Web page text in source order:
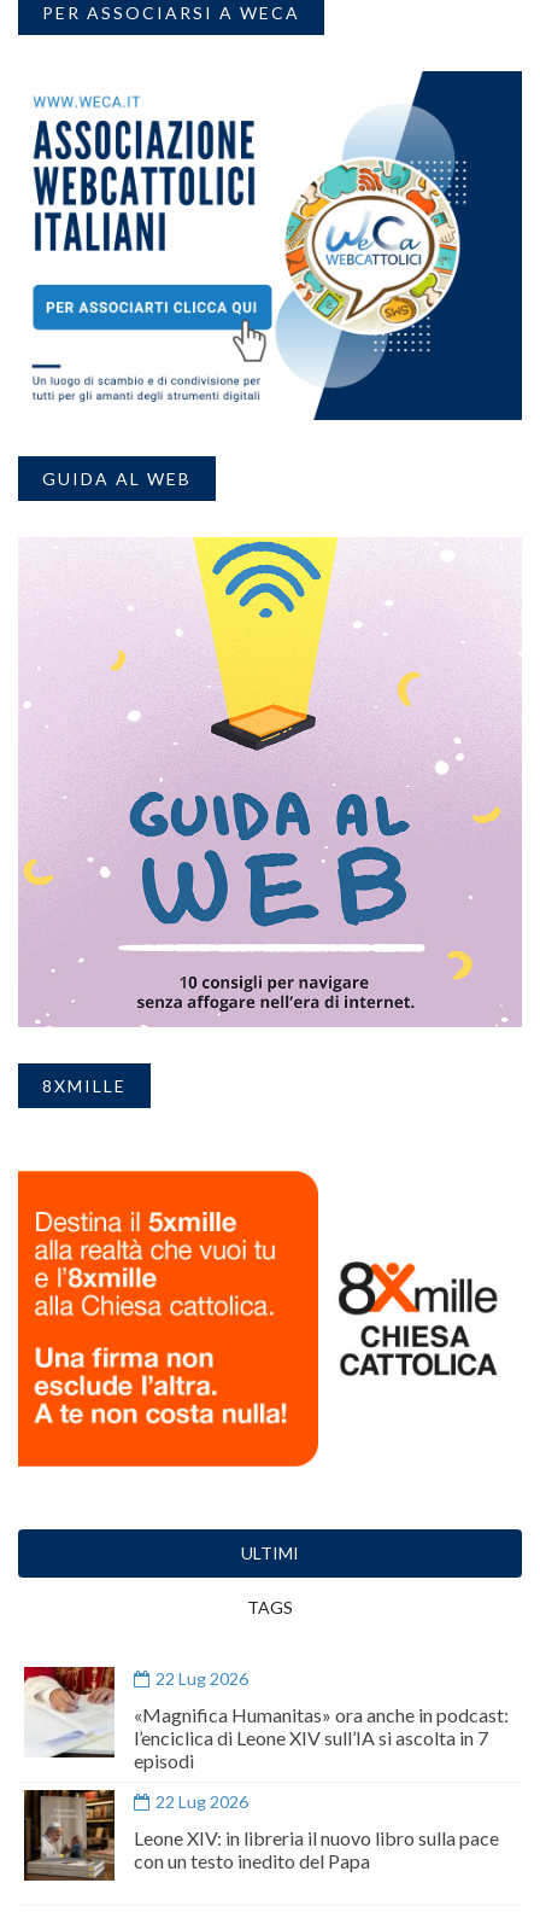
PER ASSOCIARSI A WECA
GUIDA AL WEB
8XMILLE
ULTIMI
TAGS
22 Lug 2026
«Magnifica Humanitas» ora anche in podcast:
l’enciclica di Leone XIV sull’IA si ascolta in 7
episodi
22 Lug 2026
Leone XIV: in libreria il nuovo libro sulla pace
con un testo inedito del Papa